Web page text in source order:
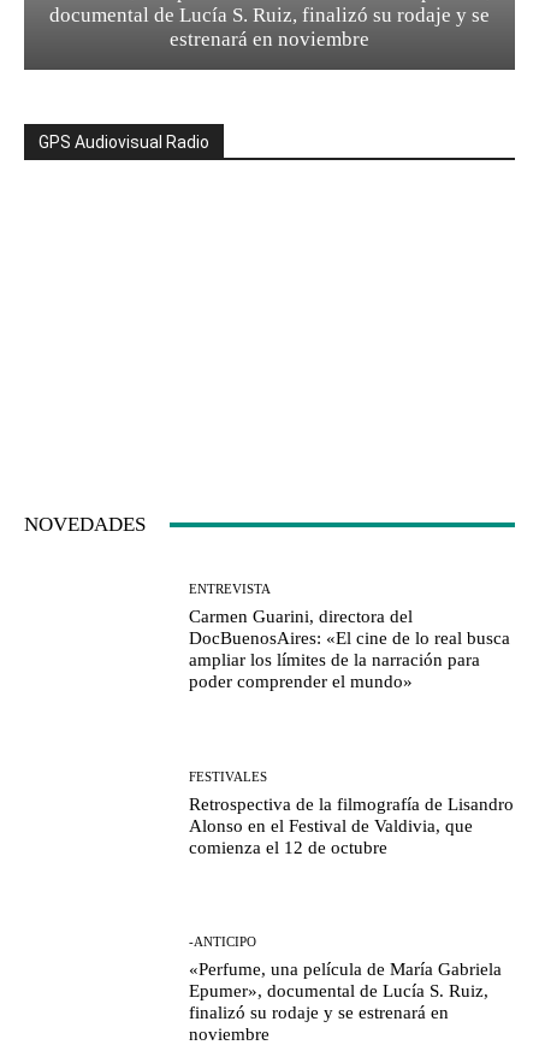
documental de Lucía S. Ruiz, finalizó su rodaje y se
estrenará en noviembre
GPS Audiovisual Radio
NOVEDADES
ENTREVISTA
Carmen Guarini, directora del
DocBuenosAires: «El cine de lo real busca
ampliar los límites de la narración para
poder comprender el mundo»
FESTIVALES
Retrospectiva de la filmografía de Lisandro
Alonso en el Festival de Valdivia, que
comienza el 12 de octubre
-ANTICIPO
«Perfume, una película de María Gabriela
Epumer», documental de Lucía S. Ruiz,
finalizó su rodaje y se estrenará en
noviembre